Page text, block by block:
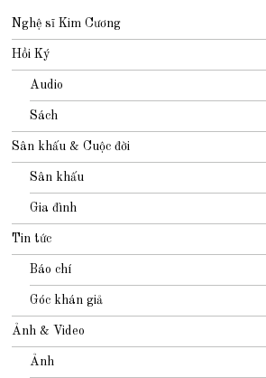
Nghệ sĩ Kim Cương
Hồi Ký
Audio
Sách
Sân khấu & Cuộc đời
Sân khấu
Gia đình
Tin tức
Báo chí
Góc khán giả
Ảnh & Video
Ảnh